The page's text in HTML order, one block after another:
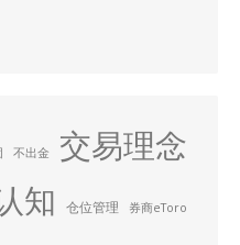
不出金
交易理念
知 仓位管理 券商eToro